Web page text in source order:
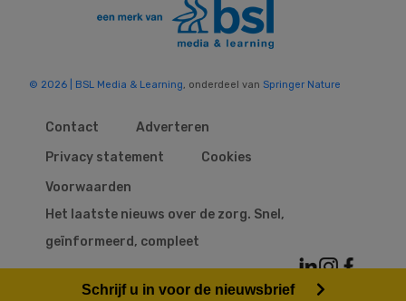
© 2026 | BSL Media & Learning, onderdeel van Springer Nature
Contact
Adverteren
Privacy statement
Cookies
Voorwaarden
Het laatste nieuws over de zorg. Snel,
geïnformeerd, compleet
Schrijf u in voor de nieuwsbrief